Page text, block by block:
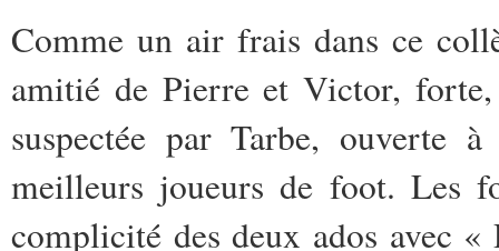
Comme un air frais dans ce
amitié de Pierre et Victor, forte,
suspectée par Tarbe,
meilleurs joueurs de foot. Les
complicité des deux ados avec